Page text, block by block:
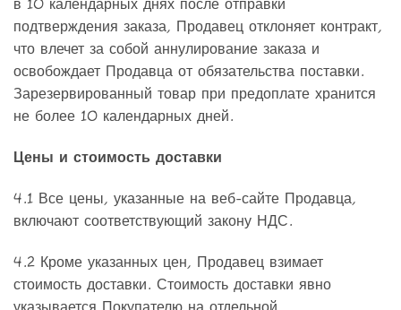
в 10 календарных днях после отправки
подтверждения заказа, Продавец отклоняет контракт,
что влечет за собой аннулирование заказа и
освобождает Продавца от обязательства поставки.
Зарезервированный товар при предоплате хранится
не более 10 календарных дней.
Цены и стоимость доставки
4.1 Все цены, указанные на веб-сайте Продавца,
включают соответствующий закону НДС.
4.2 Кроме указанных цен, Продавец взимает
стоимость доставки. Стоимость доставки явно